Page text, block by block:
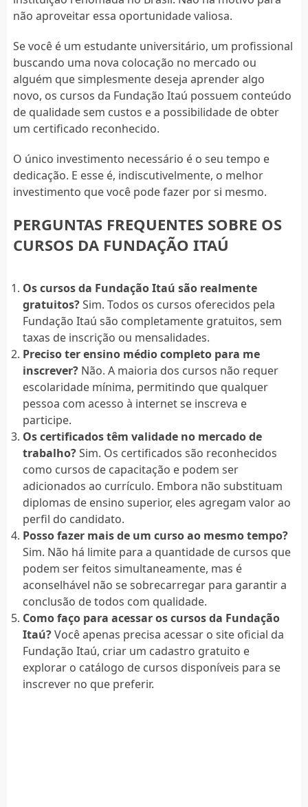
não aproveitar essa oportunidade valiosa.
Se você é um estudante universitário, um profissional
buscando uma nova colocação no mercado ou
alguém que simplesmente deseja aprender algo
novo, os cursos da Fundação Itaú possuem conteúdo
de qualidade sem custos e a possibilidade de obter
um certificado reconhecido.
O único investimento necessário é o seu tempo e
dedicação. E esse é, indiscutivelmente, o melhor
investimento que você pode fazer por si mesmo.
PERGUNTAS FREQUENTES SOBRE OS
CURSOS DA FUNDAÇÃO ITAÚ
Os cursos da Fundação Itaú são realmente
gratuitos?Sim. Todos os cursos oferecidos pela
Fundação Itaú são completamente gratuitos, sem
taxas de inscrição ou mensalidades.
Preciso ter ensino médio completo para me
inscrever?Não. A maioria dos cursos não requer
escolaridade mínima, permitindo que qualquer
pessoa com acesso à internet se inscreva e
participe.
Os certificados têm validade no mercado de
trabalho?Sim. Os certificados são reconhecidos
como cursos de capacitação e podem ser
adicionados ao currículo. Embora não substituam
diplomas de ensino superior, eles agregam valor ao
perfil do candidato.
Posso fazer mais de um curso ao mesmo tempo?
Sim. Não há limite para a quantidade de cursos que
podem ser feitos simultaneamente, mas é
aconselhável não se sobrecarregar para garantir a
conclusão de todos com qualidade.
Como faço para acessar os cursos da Fundação
Itaú?Você apenas precisa acessar o site oficial da
Fundação Itaú, criar um cadastro gratuito e
explorar o catálogo de cursos disponíveis para se
inscrever no que preferir.